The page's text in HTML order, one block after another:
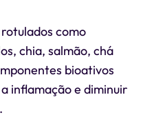
como
chia, salmão, chá
bioativos
inflamação e diminuir